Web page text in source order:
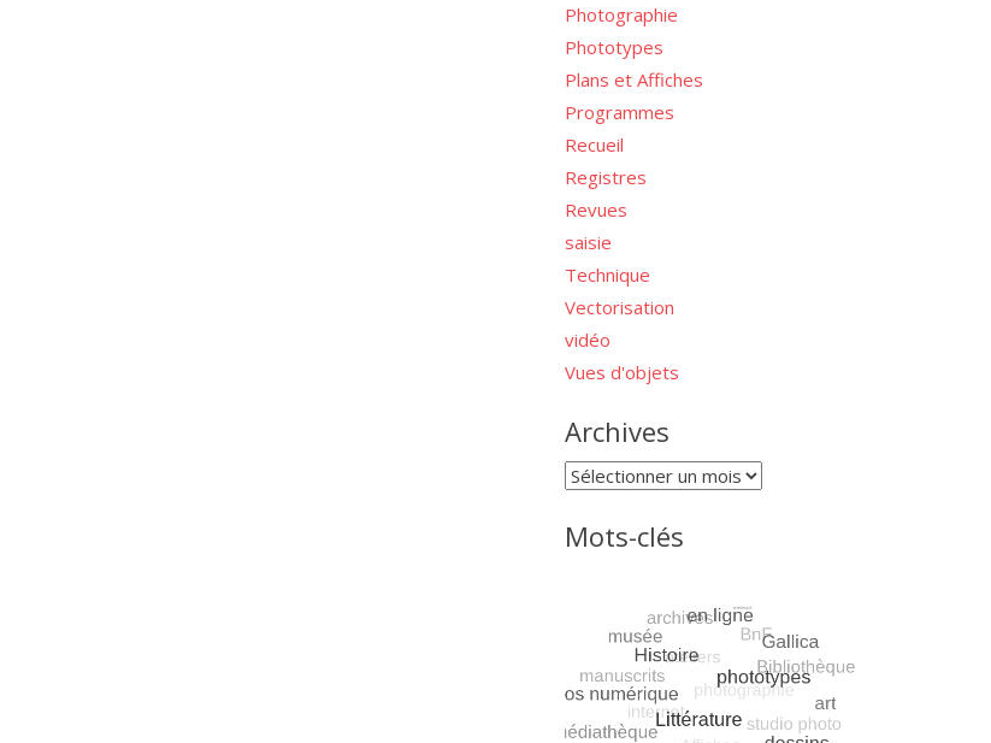
Photographie
Phototypes
Plans et Affiches
Programmes
Recueil
Registres
Revues
saisie
Technique
Vectorisation
vidéo
Vues d'objets
Archives
Archives
Mots-clés